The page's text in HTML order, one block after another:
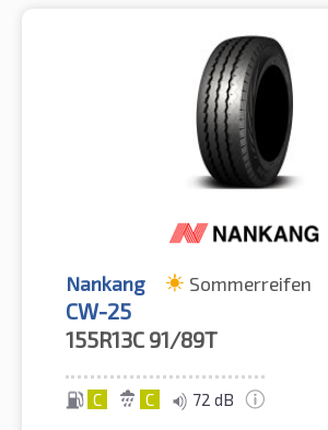
Nankang Sommerreifen
CW-25
155R13C 91/89T
C C 72 dB